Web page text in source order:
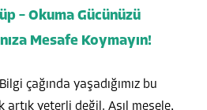
– Okuma Gücünüzü
Mesafe Koymayın!
çağında yaşadığımız bu
artık yeterli değil. Asıl mesele,